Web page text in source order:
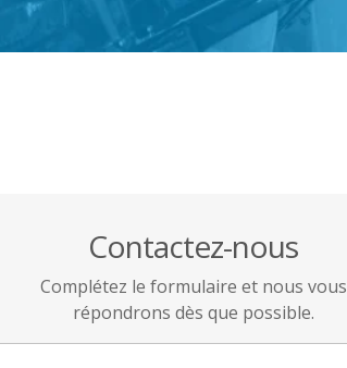
Contactez-nous
Complétez le formulaire et nous vous
répondrons dès que possible.